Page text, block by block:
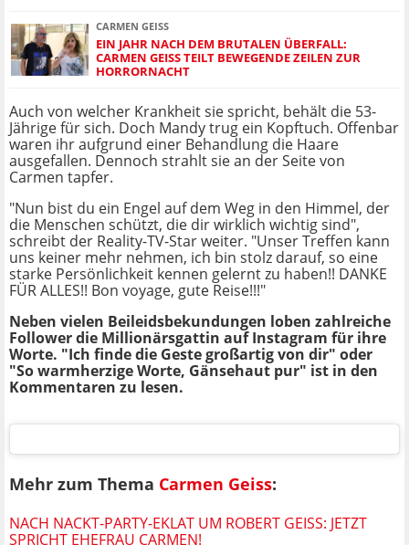
CARMEN GEISS
EIN JAHR NACH DEM BRUTALEN ÜBERFALL:
CARMEN GEISS TEILT BEWEGENDE ZEILEN ZUR
HORRORNACHT
Auch von welcher Krankheit sie spricht, behält die 53-
Jährige für sich. Doch Mandy trug ein Kopftuch. Offenbar
waren ihr aufgrund einer Behandlung die Haare
ausgefallen. Dennoch strahlt sie an der Seite von
Carmen tapfer.
"Nun bist du ein Engel auf dem Weg in den Himmel, der
die Menschen schützt, die dir wirklich wichtig sind",
schreibt der Reality-TV-Star weiter. "Unser Treffen kann
uns keiner mehr nehmen, ich bin stolz darauf, so eine
starke Persönlichkeit kennen gelernt zu haben!! DANKE
FÜR ALLES!! Bon voyage, gute Reise!!!"
Neben vielen Beileidsbekundungen loben zahlreiche
Follower die Millionärsgattin auf Instagram für ihre
Worte. "Ich finde die Geste großartig von dir" oder
"So warmherzige Worte, Gänsehaut pur" ist in den
Kommentaren zu lesen.
Mehr zum Thema Carmen Geiss:
NACH NACKT-PARTY-EKLAT UM ROBERT GEISS: JETZT
SPRICHT EHEFRAU CARMEN!